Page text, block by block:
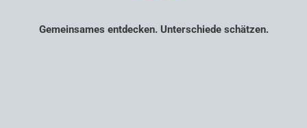
Gemeinsames entdecken. Unterschiede schätzen.